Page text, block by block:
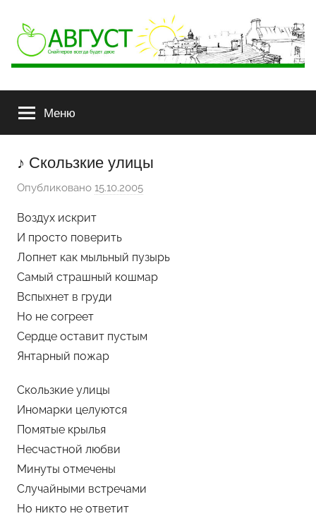
АВГУСТ
будет
двое
Меню
♪ Скользкие улицы
Опубликовано 15.10.2005
р
о
е
Воздух искрит
И просто поверить
Лопнет как мыльный пузырь
Самый страшный кошмар
Вспыхнет в груди
Но не согреет
Сердце оставит пустым
Янтарный пожар
Скользкие улицы
Иномарки целуются
Помятые крылья
Несчастной любви
Минуты отмечены
Случайными встречами
Но никто не ответит